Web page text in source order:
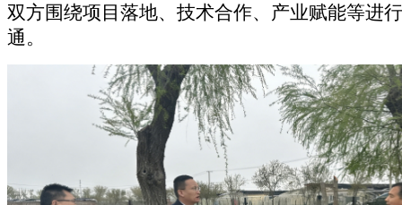
双方围绕项目落地、技术合作、产业赋能等进
通。